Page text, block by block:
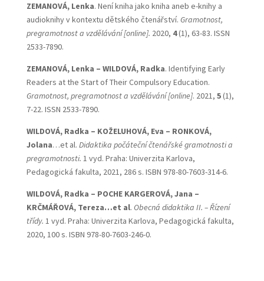
ZEMANOVÁ, Lenka. Není kniha jako kniha aneb e-knihy a
audioknihy v kontextu dětského čtenářství. Gramotnost,
pregramotnost a vzdělávání [online]. 2020, 4(1), 63-83. ISSN
2533-7890.
ZEMANOVÁ, Lenka – WILDOVÁ, Radka. Identifying Early
Readers at the Start of Their Compulsory Education.
Gramotnost, pregramotnost a vzdělávání [online]. 2021, 5(1),
7-22. ISSN 2533-7890.
WILDOVÁ, Radka – KOŽELUHOVÁ, Eva – RONKOVÁ,
Jolana…et al. Didaktika počáteční čtenářskégramotnosti a
pregramotnosti. 1 vyd. Praha: Univerzita Karlova,
Pedagogická fakulta, 2021, 286 s. ISBN 978-80-7603-314-6.
WILDOVÁ, Radka – POCHE KARGEROVÁ, Jana –
KRČMÁŘOVÁ, Tereza…et al. Obecná didaktika II. –Řízení
třídy. 1 vyd. Praha: Univerzita Karlova, Pedagogická fakulta,
2020, 100 s. ISBN 978-80-7603-246-0.